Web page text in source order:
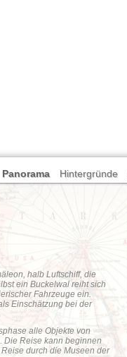
Panorama Hintergründe
halb Luftschiff, die
ein Buckelwal reiht sich
Fahrzeuge ein.
Einschätzung bei der
alle Objekte von
Die Reise kann beginnen
durch die Museen der